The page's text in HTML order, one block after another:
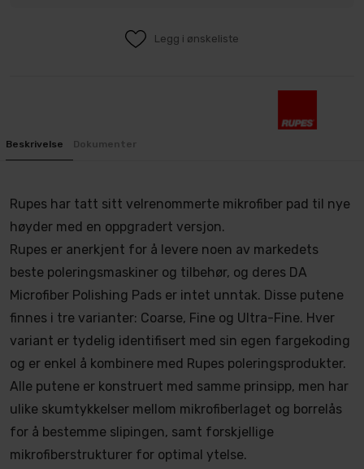
Legg i ønskeliste
Beskrivelse Dokumenter
Rupes har tatt sitt velrenommerte mikrofiber pad til nye
høyder med en oppgradert versjon.
Rupes er anerkjent for å levere noen av markedets
beste poleringsmaskiner og tilbehør, og deres DA
Microfiber Polishing Pads er intet unntak. Disse putene
finnes i tre varianter: Coarse, Fine og Ultra-Fine. Hver
variant er tydelig identifisert med sin egen fargekoding
og er enkel å kombinere med Rupes poleringsprodukter.
Alle putene er konstruert med samme prinsipp, men har
ulike skumtykkelser mellom mikrofiberlaget og borrelås
for å bestemme slipingen, samt forskjellige
mikrofiberstrukturer for optimal ytelse.